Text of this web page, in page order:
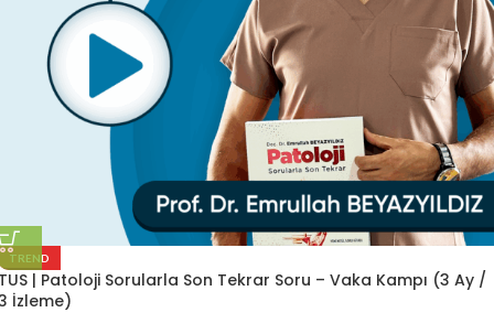
TREND
| Patoloji Sorularla Son Tekrar Soru – Vaka Kampı (3 Ay /
İzleme)